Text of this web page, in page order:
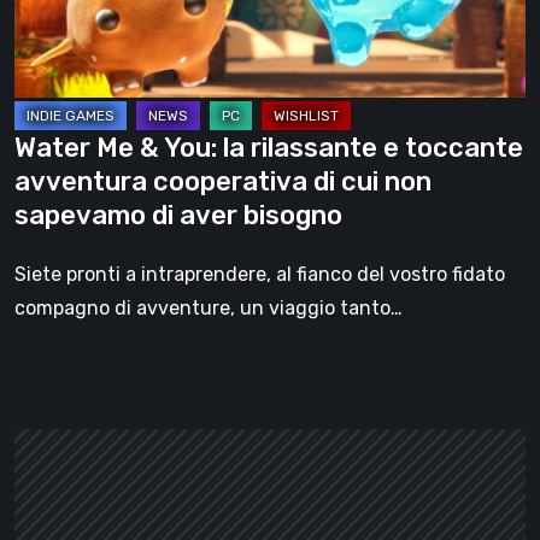
e
toccante
avventura
cooperativa
di
cui
non
sapevamo
Water Me & You: la rilassante e toccante
avventura cooperativa di cui non
sapevamo di aver bisogno
Siete pronti a intraprendere, al fianco del vostro fidato
compagno di avventure, un viaggio tanto…